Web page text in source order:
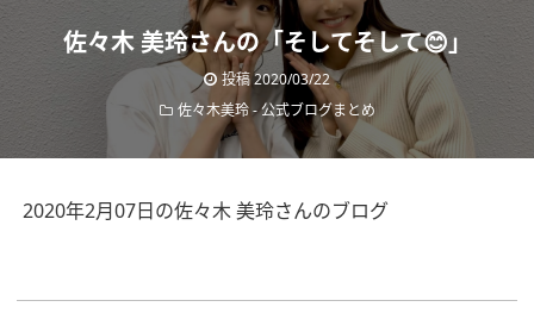
佐々木 美玲さんの「そしてそして😊」
投稿2020/03/22
佐々木美玲-公式ブログまとめ
2020年2月07日の佐々木 美玲さんのブログ